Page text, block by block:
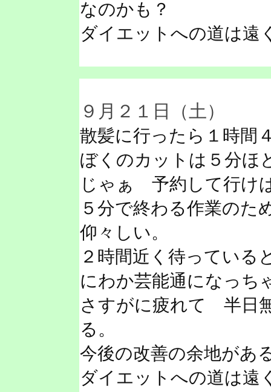
なのかも？
ダイエットへの道は遠
９月２１日（土）
散髪に行ったら１時間
ぼくのカットは５分ほ
じゃぁ 予約して行け
５分で終わる作業の
仰々しい。
２時間近く待っている
にわか芸能通になっち
さすがに疲れて 半日
る。
今後の改善の余地があ
ダイエットへの道は遠